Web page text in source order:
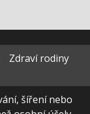
Zdraví rodiny
šíření nebo